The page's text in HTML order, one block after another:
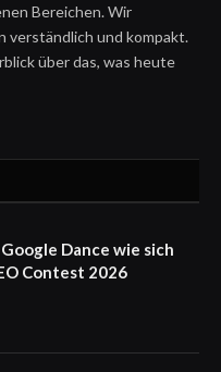
Bereichen. Wir
verständlich und kompakt.
über das, was heute
Dance wie sich
Contest 2026